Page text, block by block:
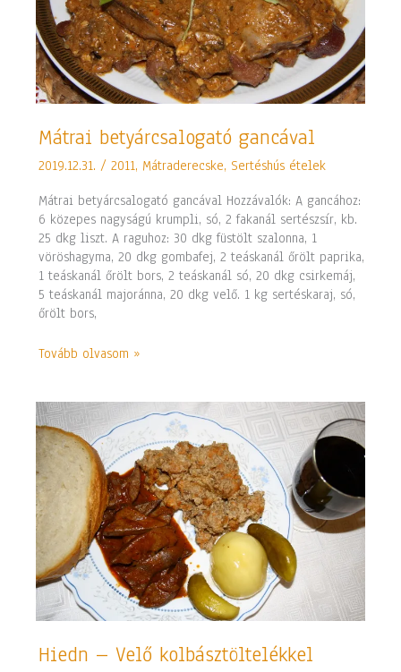
Mátrai betyárcsalogató gancával
2019.12.31. /2011, Mátraderecske, Sertéshús ételek
Mátrai betyárcsalogató gancával Hozzávalók: A gancához:
6 közepes nagyságú krumpli, só, 2 fakanál sertészsír, kb.
25 dkg liszt. A raguhoz: 30 dkg füstölt szalonna, 1
vöröshagyma, 20 dkg gombafej, 2 teáskanál őrölt paprika,
1 teáskanál őrölt bors, 2 teáskanál só, 20 dkg csirkemáj,
5 teáskanál majoránna, 20 dkg velő. 1 kg sertéskaraj, só,
őrölt bors,
Mátrai
betyárcsalogató
gancával
Tovább olvasom »
Hiedn – Velő kolbásztöltelékkel
Hiedn